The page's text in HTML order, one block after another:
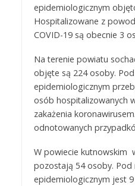
epidemiologicznym
Hospitalizowane z
COVID-19 są obecnie 3
Na terenie powiatu
objęte są 224 osoby.
epidemiologicznym
osób hospitalizowanych
zakażenia
odnotowanych
W powiecie kutnowskim
pozostają 54 osoby. Pod
epidemiologicznym jest